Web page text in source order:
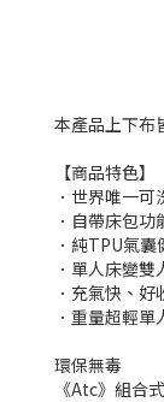
本產品上下布
【商品特色】
．世界唯一
．自帶床包功
．純TPU氣
．單人床變
．充氣快、好
．重量超輕
環保無毒
《Atc》組合